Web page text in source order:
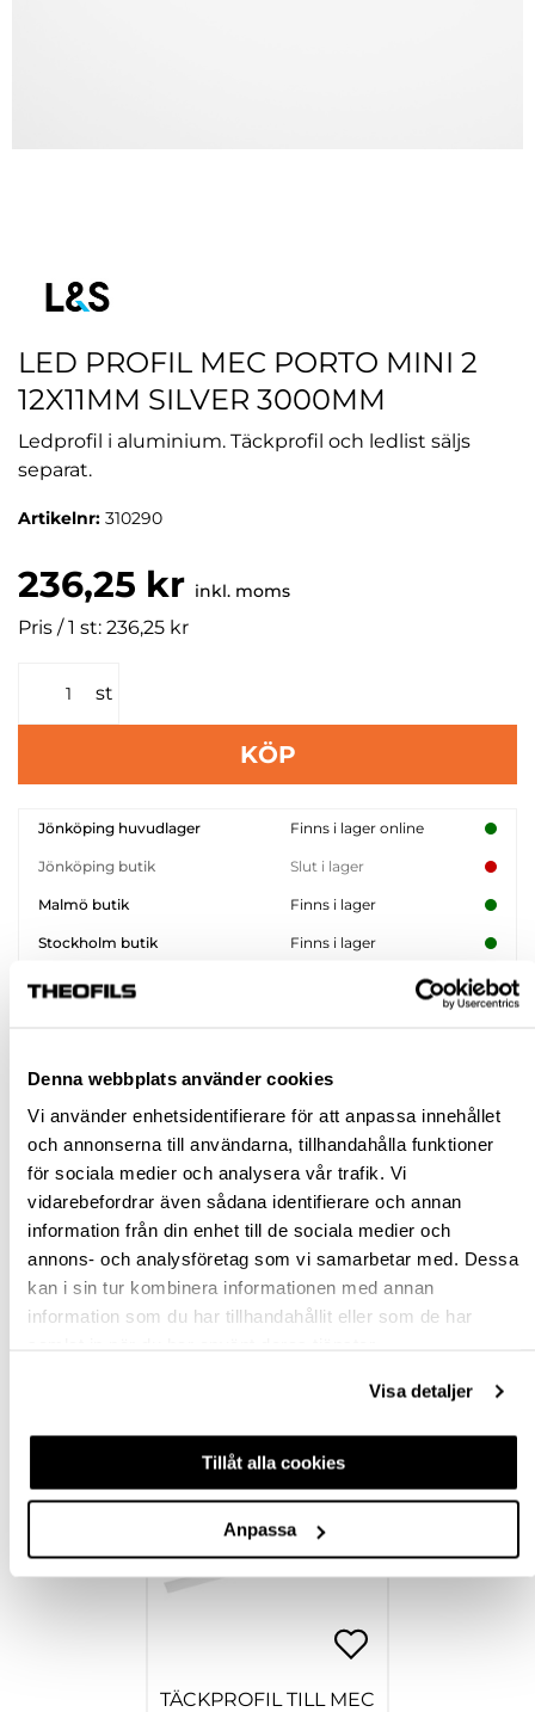
Denna webbplats använder cookies
Vi använder enhetsidentifierare för att anpassa innehållet
och annonserna till användarna, tillhandahålla funktioner
för sociala medier och analysera vår trafik. Vi
vidarebefordrar även sådana identifierare och annan
information från din enhet till de sociala medier och
annons- och analysföretag som vi samarbetar med. Dessa
kan i sin tur kombinera informationen med annan
information som du har tillhandahållit eller som de har
Visa detaljer
Tillåt alla cookies
Anpassa
LED PROFIL MEC PORTO MINI 2
12X11MM SILVER 3000MM
Ledprofil i aluminium. Täckprofil och ledlist säljs
separat.
Artikelnr: 310290
236,25 kr inkl. moms
Pris / 1 st: 236,25 kr
st
KÖP
Jönköping huvudlager Finns i lager online
Jönköping butik Slut i lager
Malmö butik Finns i lager
Stockholm butik Finns i lager
Snabba leveranser
BESKRIVNING
SPECIFIKATION
FRÅGA OM PRODUKT
RECENSIONER
TÄCKPROFIL TILL MEC